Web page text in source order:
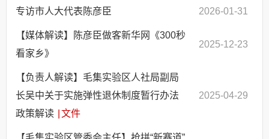
专访市人大代表陈彦臣 2026-01-31
【媒体解读】陈彦臣做客新华网《300秒
看家乡》
2025-12-23
【负责人解读】毛集实验区人社局副局
长吴中关于实施弹性退休制度暂行办法
政策解读
文件
2025-04-29